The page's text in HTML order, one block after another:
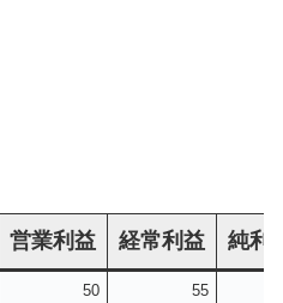
営業利益 経常利益 純利
50 55